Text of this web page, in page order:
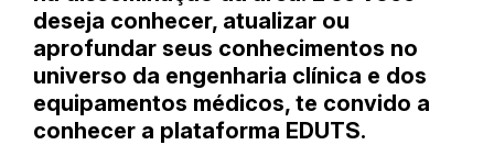
deseja conhecer, atualizar ou
aprofundar seus conhecimentos no
universo da engenharia clínica e dos
equipamentos médicos, te convido a
conhecer a plataforma EDUTS.